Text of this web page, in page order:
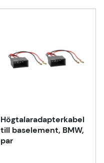
Högtalaradapterkabel
till baselement, BMW,
par